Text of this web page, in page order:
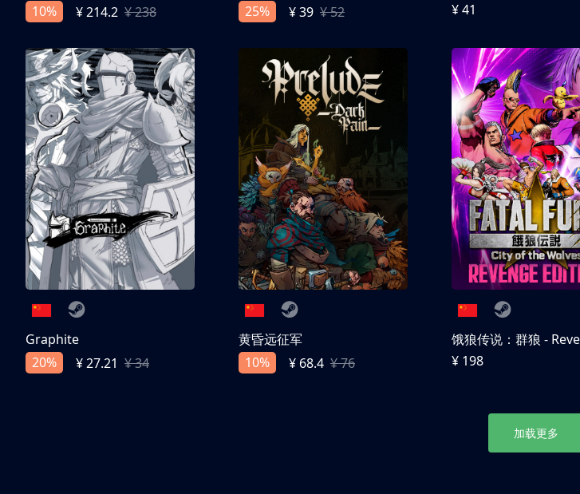
10%
¥ 214.2 ¥ 238
25%
¥ 39 ¥ 52
¥ 41
Graphite
20%
¥ 27.21 ¥ 34
黄昏远征军
10%
¥ 68.4 ¥ 76
¥ 198
加载更多